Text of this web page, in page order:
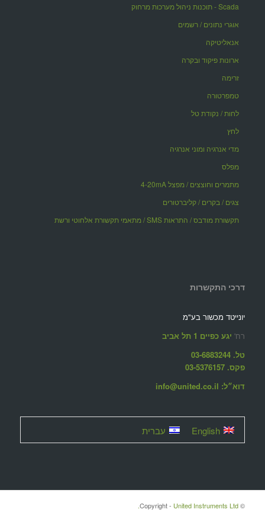
Scada - תוכנות ניהול מערכות מרחוק
אוגרי נתונים / רשמים
אנאליטיקה
ארונות פיקוד ובקרה
זרימה
טמפרטורה
לחות / נקודת טל
לחץ
מדי אנרגיה ומוני אנרגיה
מפלס
מתמרים וחוצצים / מפצל 4-20mA
צגים / בקרים / קליברטורים
תקשורת מודבס / התראות SMS / מתאמי תקשורת אלחוטי ורשת
דרכי התקשרות
יונייטד מכשור בע"מ
רח' יגע כפיים 1 תל אביב
טל. 03-6883244
פקס. 03-5376157
דוא״ל: info@united.co.il
English עברית
© ‫Copyright -
United Instruments Ltd.